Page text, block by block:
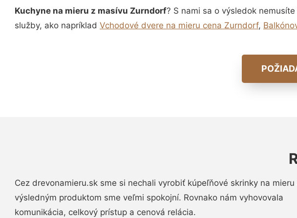
Kuchyne na mieru z masívu Zurndorf? S nami sa o výsledok
služby, ako napríklad Vchodové dvere na mieru cena Zurndorf,
Cez drevonamieru.sk sme si nechali vyrobiť kúpeľňové skrinky na mieru
výsledným produktom sme veľmi spokojní. Rovnako nám vyhovovala
komunikácia, celkový prístup a cenová relácia.